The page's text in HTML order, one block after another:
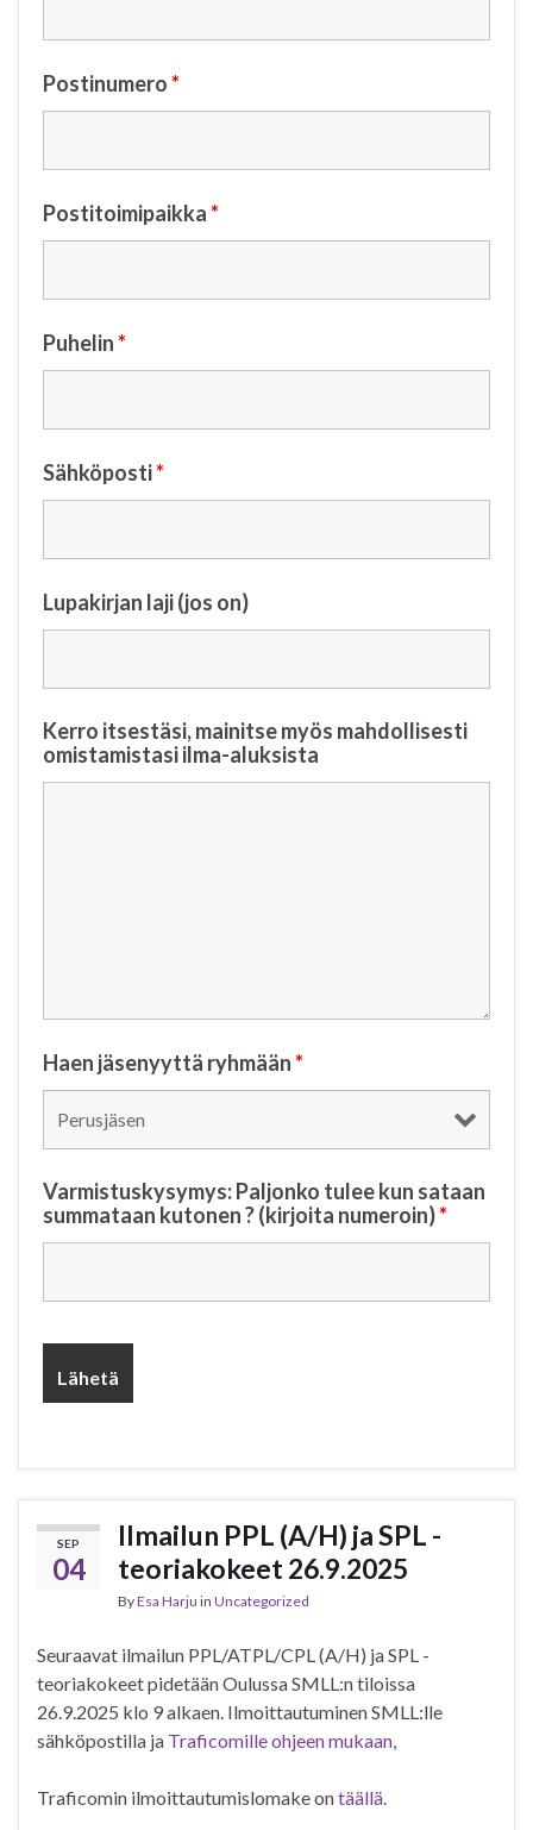
Postinumero*
Postitoimipaikka*
Puhelin*
Sähköposti*
Lupakirjan laji (jos on)
Kerro itsestäsi, mainitse myös mahdollisesti
omistamistasi ilma-aluksista
Haen jäsenyyttä ryhmään*
Varmistuskysymys: Paljonko tulee kun sataan
summataan kutonen ? (kirjoita numeroin)*
SEP
04
Ilmailun PPL (A/H) ja SPL -
teoriakokeet 26.9.2025
ByEsa Harju in Uncategorized
Seuraavat ilmailun PPL/ATPL/CPL (A/H) ja SPL -
teoriakokeet pidetään Oulussa SMLL:n tiloissa
26.9.2025 klo 9 alkaen. Ilmoittautuminen SMLL:lle
sähköpostilla ja Traficomille ohjeen mukaan,
Traficomin ilmoittautumislomake ontäällä.